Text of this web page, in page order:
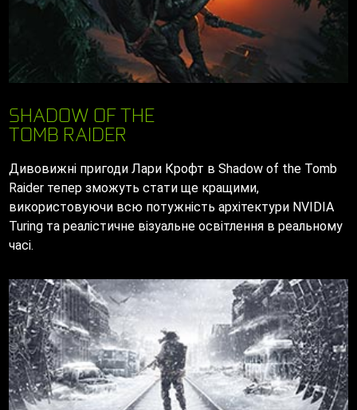
SHADOW OF THE
TOMB RAIDER
Дивовижні пригоди Лари Крофт в Shadow of the Tomb
Raider тепер зможуть стати ще кращими,
використовуючи всю потужність архітектури NVIDIA
Turing та реалістичне візуальне освітлення в реальному
часі.